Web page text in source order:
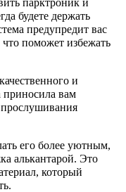
парктроник и
будете держать
предупредит вас
поможет избежать
и
приносила вам
его более уютным,
алькантарой. Это
который